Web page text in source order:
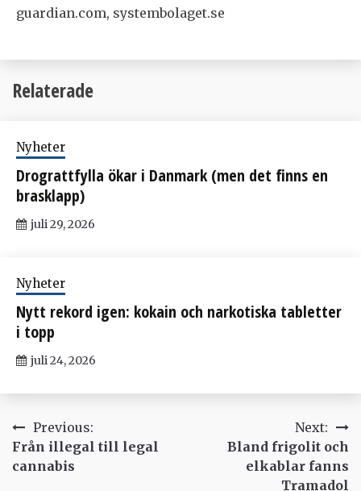
guardian.com, systembolaget.se
Relaterade
Nyheter
Drograttfylla ökar i Danmark (men det finns en
brasklapp)
juli 29, 2026
Nyheter
Nytt rekord igen: kokain och narkotiska tabletter
i topp
juli 24, 2026
Inläggsnavigering
Previous:
Från illegal till legal
cannabis
Next:
Bland frigolit och
elkablar fanns
Tramadol